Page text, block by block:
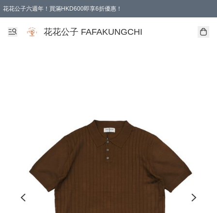
花花公子六週年！買滿HKD600即享6折優惠！
購物滿 HKD 600.00即享免運費優惠！（適用於 本地取貨 )
花花公子 FAFAKUNGCHI